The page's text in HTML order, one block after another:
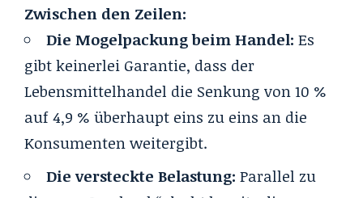
Zwischen den Zeilen:
Die Mogelpackung beim Handel: Es
gibt keinerlei Garantie, dass der
Lebensmittelhandel die Senkung von 10 %
auf 4,9 % überhaupt eins zu eins an die
Konsumenten weitergibt.
Die versteckte Belastung: Parallel zu